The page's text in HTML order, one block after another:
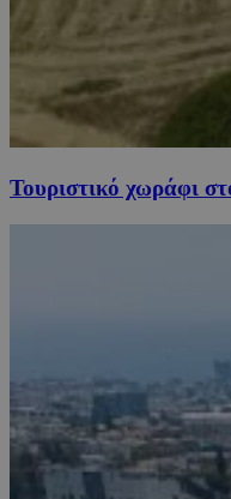
Τουριστικό χωράφι